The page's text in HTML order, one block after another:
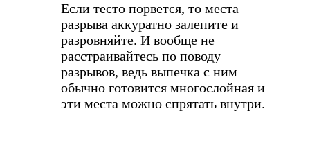
Если тесто порвется, то места
разрыва аккуратно залепите и
разровняйте. И вообще не
расстраивайтесь по поводу
разрывов, ведь выпечка с ним
обычно готовится многослойная и
эти места можно спрятать внутри.